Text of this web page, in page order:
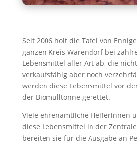
Seit 2006 holt die Tafel von
ganzen Kreis Warendorf bei
Lebensmittel aller Art ab, die
verkaufsfähig aber noch
werden diese Lebensmittel vor
der Biomülltonne gerettet.
Viele ehrenamtliche Helferinnen
diese Lebensmittel in der
bereiten sie für die Ausgabe an